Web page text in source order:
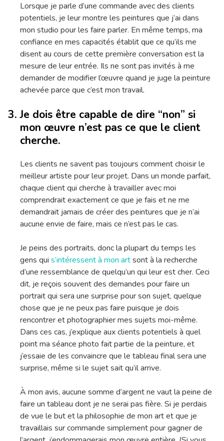
Lorsque je parle d’une commande avec des clients
potentiels, je leur montre les peintures que j’ai dans
mon studio pour les faire parler. En même temps, ma
confiance en mes capacités établit que ce qu’ils me
disent au cours de cette première conversation est la
mesure de leur entrée. Ils ne sont pas invités à me
demander de modifier l’œuvre quand je juge la peinture
achevée parce que c’est mon travail.
Je dois être capable de dire “non” si
mon œuvre n’est pas ce que le client
cherche.
Les clients ne savent pas toujours comment choisir le
meilleur artiste pour leur projet. Dans un monde parfait,
chaque client qui cherche à travailler avec moi
comprendrait exactement ce que je fais et ne me
demandrait jamais de créer des peintures que je n’ai
aucune envie de faire, mais ce n’est pas le cas.
Je peins des portraits, donc la plupart du temps les
gens qui s’intéressent à mon artsont à la recherche
d’une ressemblance de quelqu’un qui leur est cher. Ceci
dit, je reçois souvent des demandes pour faire un
portrait qui sera une surprise pour son sujet, quelque
chose que je ne peux pas faire puisque je dois
rencontrer et photographier mes sujets moi-même.
Dans ces cas, j’explique aux clients potentiels à quel
point ma séance photo fait partie de la peinture, et
j’essaie de les convaincre que le tableau final sera une
surprise, même si le sujet sait qu’il arrive.
À mon avis, aucune somme d’argent ne vaut la peine de
faire un tableau dont je ne serai pas fière. Si je perdais
de vue le but et la philosophie de mon art et que je
travaillais sur commande simplement pour gagner de